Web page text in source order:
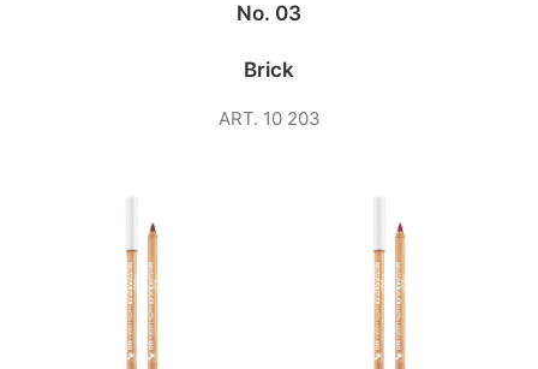
No. 03
Brick
ART. 10 203